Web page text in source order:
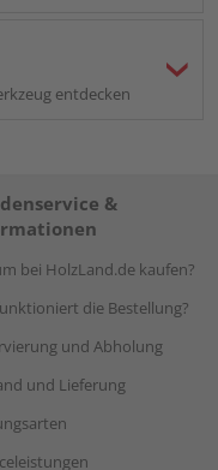
entdecken
&
bei HolzLand.de kaufen?
die Bestellung?
und Abholung
und Lieferung